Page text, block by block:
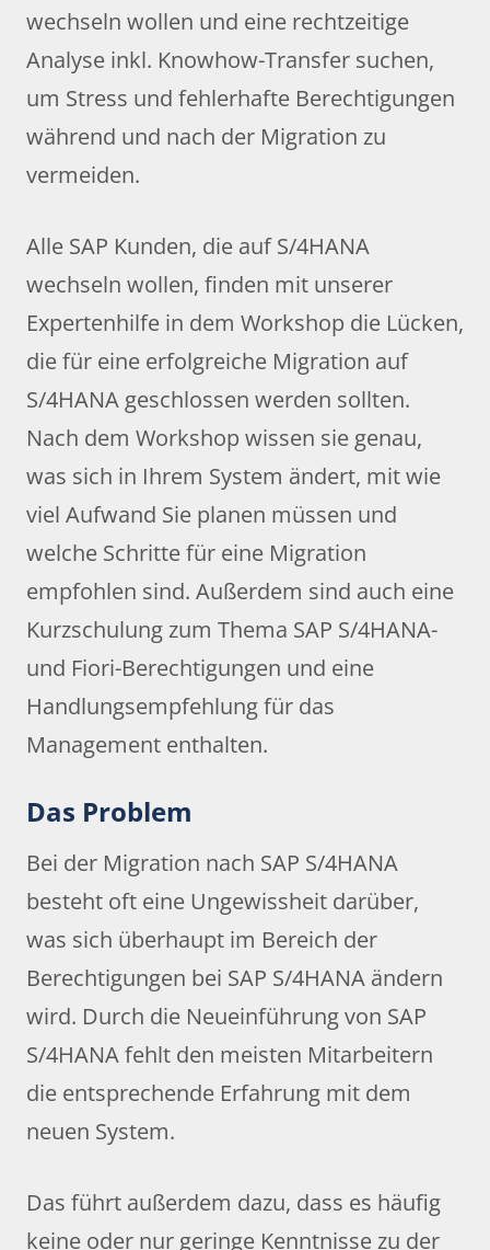
wechseln wollen und eine rechtzeitige
Analyse inkl. Knowhow-Transfer suchen,
um Stress und fehlerhafte Berechtigungen
während und nach der Migration zu
vermeiden.
Alle SAP Kunden, die auf S/4HANA
wechseln wollen, finden mit unserer
Expertenhilfe in dem Workshop die Lücken,
die für eine erfolgreiche Migration auf
S/4HANA geschlossen werden sollten.
Nach dem Workshop wissen sie genau,
was sich in Ihrem System ändert, mit wie
viel Aufwand Sie planen müssen und
welche Schritte für eine Migration
empfohlen sind. Außerdem sind auch eine
Kurzschulung zum Thema SAP S/4HANA-
und Fiori-Berechtigungen und eine
Handlungsempfehlung für das
Management enthalten.
Das Problem
Bei der Migration nach SAP S/4HANA
besteht oft eine Ungewissheit darüber,
was sich überhaupt im Bereich der
Berechtigungen bei SAP S/4HANA ändern
wird. Durch die Neueinführung von SAP
S/4HANA fehlt den meisten Mitarbeitern
die entsprechende Erfahrung mit dem
neuen System.
Das führt außerdem dazu, dass es häufig
keine oder nur geringe Kenntnisse zu der